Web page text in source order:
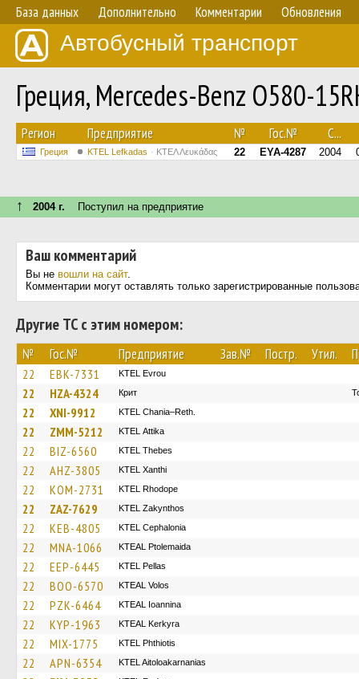
База данных Дополнительно Комментарии Обновления
Автобусный транспорт
Греция, Mercedes-Benz O580-
Регион Предприятие № Гос.№ С...
Греция KTEL Lefkadas ΚΤΕΛ Λευκάδας 22 EYA-4287 2004
↑ 2004 г. Поступил на предприятие
Ваш комментарий
Вы не вошли на сайт.
Комментарии могут оставлять только зарегистрированные
Другие ТС с этим номером:
№ Гос.№ Предприятие Зав.№ Постр. Утил.
22 EBK-7331 KTEL Evrou
22 HZA-4324 Крит
22 XNI-9912 KTEL Chania–Reth.
22 ZMM-5212 KΤΕL Αttika
22 BIZ-6560 KTEL Thebes
22 AHZ-3805 KTEL Xanthi
22 KOM-2731 KTEL Rhodope
22 ZAZ-7629 KTEL Zakynthos
22 KEB-4805 KTEL Cephalonia
22 MNA-1066 KTEAL Ptolemaida
22 EEP-6445 KTEL Pellas
22 BOO-6570 KTEAL Volos
22 PZK-6464 KTEAL Ioannina
22 KYP-1963 KTEAL Kerkyra
22 MIX-1775 ΚΤΕL Phthiotis
22 APN-6354 KTEL Aitoloakarnanias